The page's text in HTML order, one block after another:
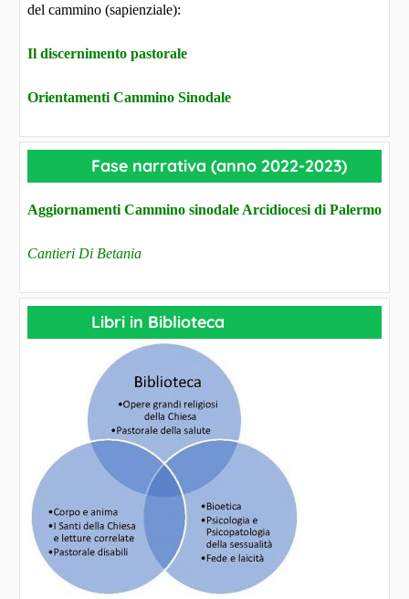
del cammino (sapienziale):
Il discernimento pastorale
Orientamenti Cammino Sinodale
Fase narrativa (anno 2022-2023)
Aggiornamenti Cammino sinodale Arcidiocesi di Palermo
Cantieri Di Betania
Libri in Biblioteca